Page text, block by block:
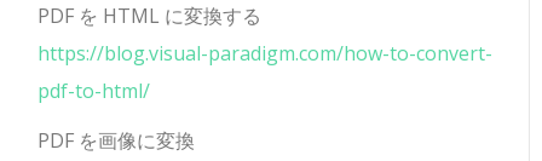
PDF を HTML に変換する
https://blog.visual-paradigm.com/how-to-convert-
pdf-to-html/
PDF を画像に変換